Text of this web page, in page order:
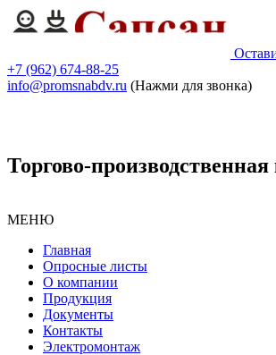
+7 (962) 674-88-25
info@promsnabdv.ru (Нажми для звонка)
Торгово-
МЕНЮ
Главная
Опросные листы
О компании
Продукция
Документы
Контакты
Электромонтаж